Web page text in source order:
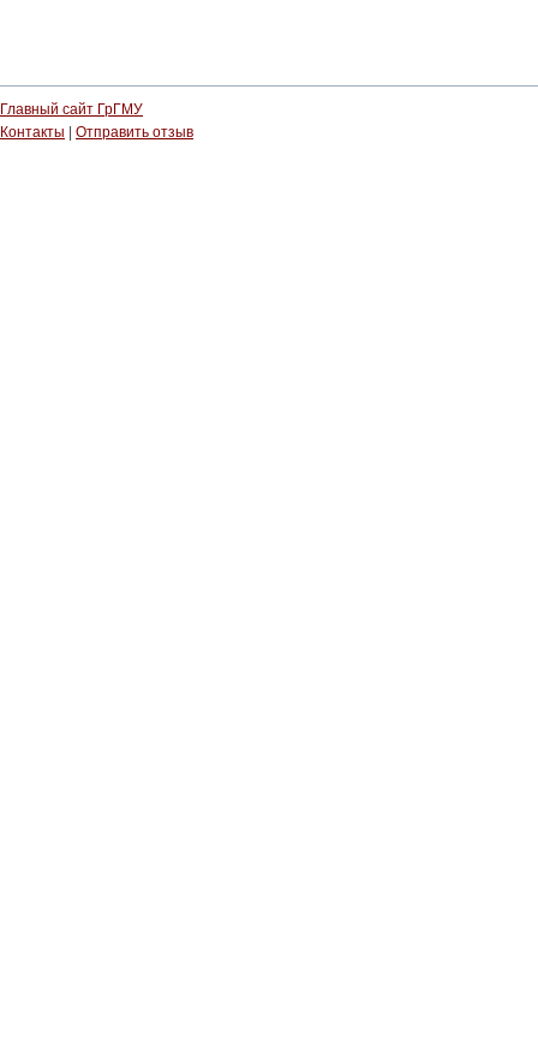
Главный сайт ГрГМУ
Контакты
Отправить отзыв